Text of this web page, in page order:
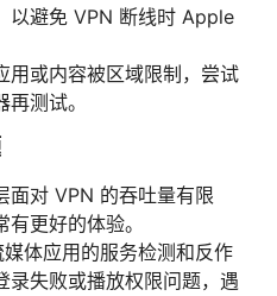
以避免 VPN 断线时 Apple
用或内容被区域限制，尝试
测试。
面对 VPN 的吞吐量有限
更好的体验。
体应用的服务检测和反作
录失败或播放权限问题，遇